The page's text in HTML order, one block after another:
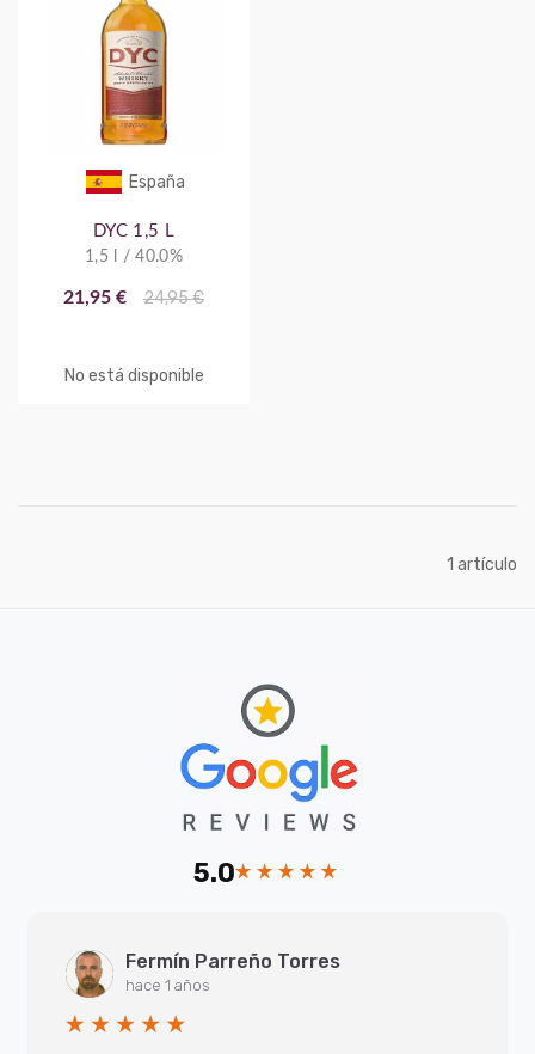
España
DYC 1,5 L
1,5 l / 40.0%
21,95 € 24,95 €
No está disponible
1 artículo
5.0
Fermín Parreño Torres
hace 1 años